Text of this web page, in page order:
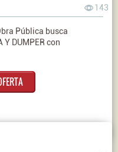
143
Pública busca
Y DUMPER con